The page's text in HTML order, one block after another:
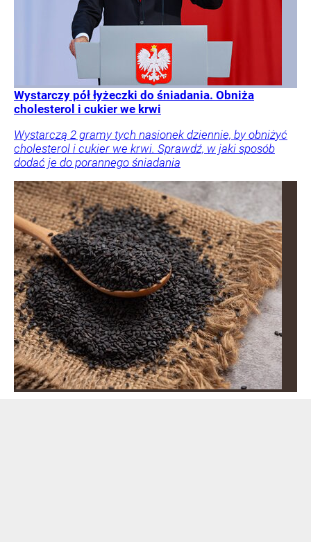
Wystarczy pół łyżeczki do śniadania. Obniża
cholesterol i cukier we krwi
Wystarczą 2 gramy tych nasionek dziennie, by obniżyć
cholesterol i cukier we krwi. Sprawdź, w jaki sposób
dodać je do porannego śniadania